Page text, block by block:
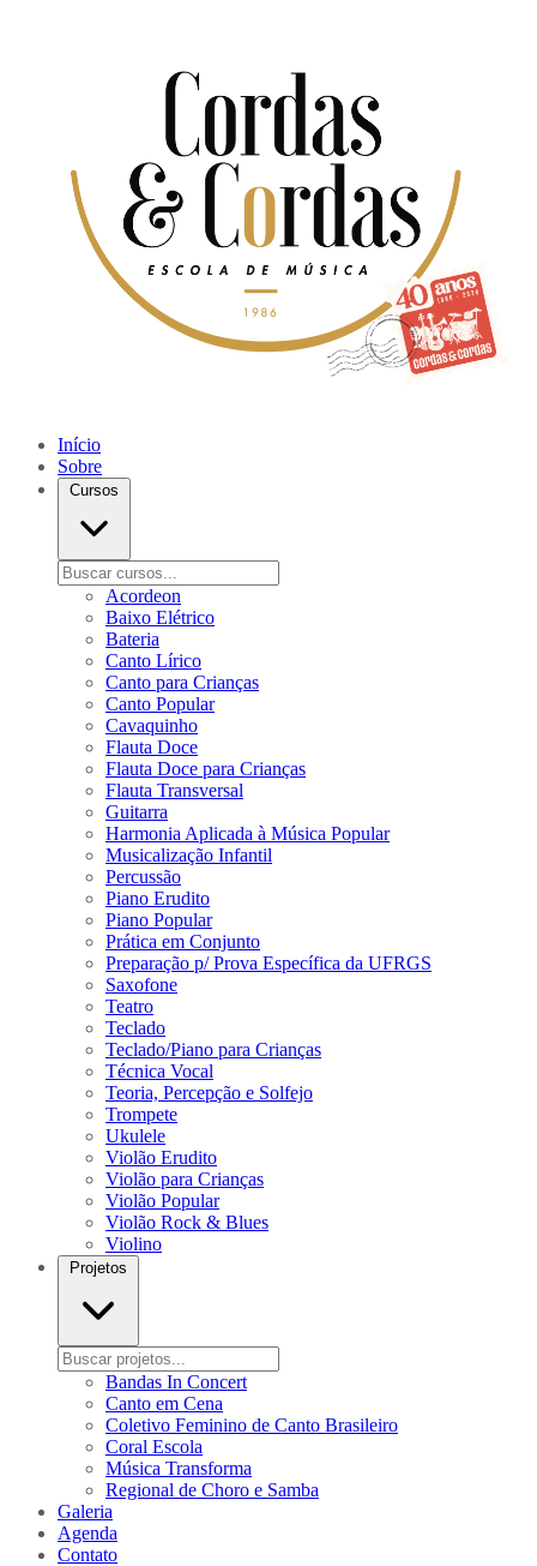
Início
Sobre
Cursos
Acordeon
Baixo Elétrico
Bateria
Canto Lírico
Canto para Crianças
Canto Popular
Cavaquinho
Flauta Doce
Flauta Doce para Crianças
Flauta Transversal
Guitarra
Harmonia Aplicada à Música Popular
Musicalização Infantil
Percussão
Piano Erudito
Piano Popular
Prática em Conjunto
Preparação p/ Prova Específica da UFRGS
Saxofone
Teatro
Teclado
Teclado/Piano para Crianças
Técnica Vocal
Teoria, Percepção e Solfejo
Trompete
Ukulele
Violão Erudito
Violão para Crianças
Violão Popular
Violão Rock & Blues
Violino
Projetos
Bandas In Concert
Canto em Cena
Coletivo Feminino de Canto Brasileiro
Coral Escola
Música Transforma
Regional de Choro e Samba
Galeria
Agenda
Contato